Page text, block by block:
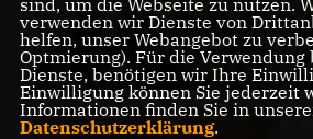
verwenden wir Dienste von
helfen, unser Webangebot zu
Optmierung). Für die
Dienste, benötigen wir Ihre
Einwilligung können Sie jederzeit
Informationen finden Sie in
Datenschutzerklärung.